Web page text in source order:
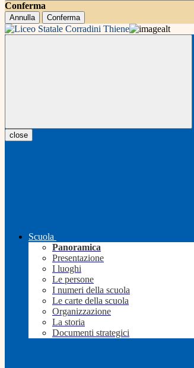
Conferma
Annulla Conferma
close
Scuola
Panoramica
Presentazione
I luoghi
Le persone
I numeri della scuola
Le carte della scuola
Organizzazione
La storia
Documenti strategici